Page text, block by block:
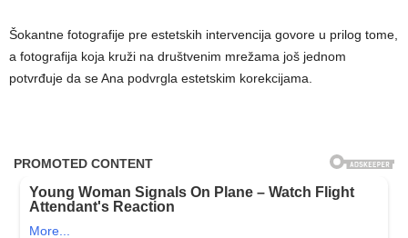
Šokantne fotografije pre estetskih intervencija govore u prilog tome,
a fotografija koja kruži na društvenim mrežama još jednom
potvrđuje da se Ana podvrgla estetskim korekcijama.